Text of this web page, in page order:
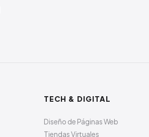
TECH & DIGITAL
Diseño de Páginas Web
Tiendas Virtuales